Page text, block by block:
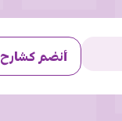
أنضم كشارح